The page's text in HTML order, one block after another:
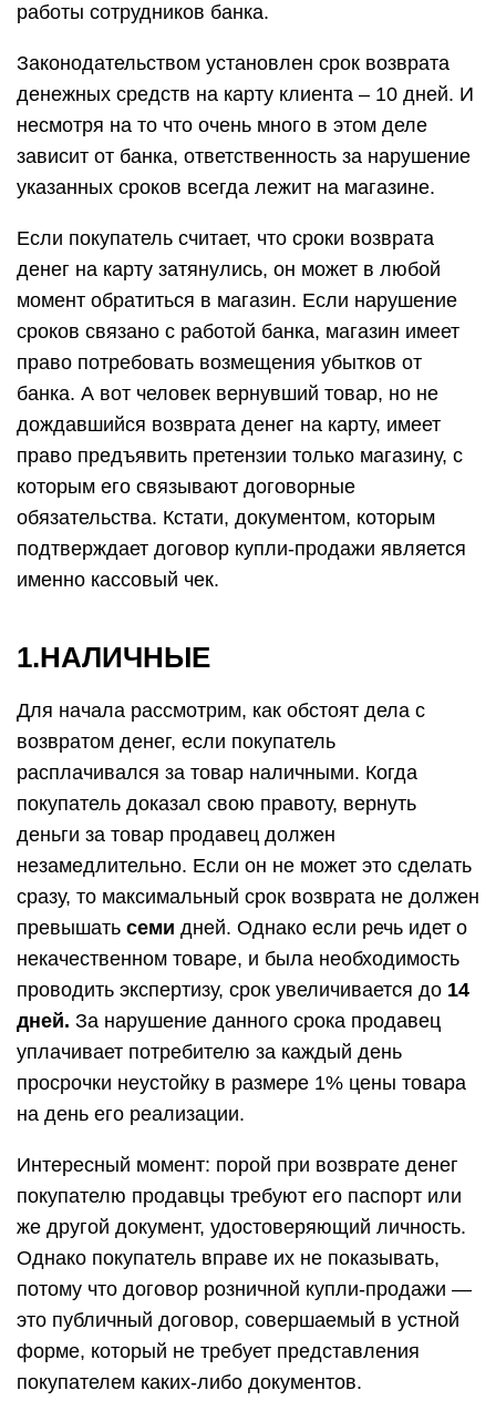
работы сотрудников банка.
Законодательством установлен срок возврата
денежных средств на карту клиента – 10 дней. И
несмотря на то что очень много в этом деле
зависит от банка, ответственность за нарушение
указанных сроков всегда лежит на магазине.
Если покупатель считает, что сроки возврата
денег на карту затянулись, он может в любой
момент обратиться в магазин. Если нарушение
сроков связано с работой банка, магазин имеет
право потребовать возмещения убытков от
банка. А вот человек вернувший товар, но не
дождавшийся возврата денег на карту, имеет
право предъявить претензии только магазину, с
которым его связывают договорные
обязательства. Кстати, документом, которым
подтверждает договор купли-продажи является
именно кассовый чек.
1.НАЛИЧНЫЕ
Для начала рассмотрим, как обстоят дела с
возвратом денег, если покупатель
расплачивался за товар наличными. Когда
покупатель доказал свою правоту, вернуть
деньги за товар продавец должен
незамедлительно. Если он не может это сделать
сразу, то максимальный срок возврата не должен
превышать семи дней. Однако если речь идет о
некачественном товаре, и была необходимость
проводить экспертизу, срок увеличивается до 14
дней. За нарушение данного срока продавец
уплачивает потребителю за каждый день
просрочки неустойку в размере 1% цены товара
на день его реализации.
Интересный момент: порой при возврате денег
покупателю продавцы требуют его паспорт или
же другой документ, удостоверяющий личность.
Однако покупатель вправе их не показывать,
потому что договор розничной купли-продажи —
это публичный договор, совершаемый в устной
форме, который не требует представления
покупателем каких-либо документов.